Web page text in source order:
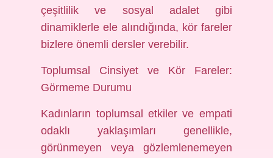
çeşitlilik ve sosyal adalet gibi
dinamiklerle ele alındığında, kör fareler
bizlere önemli dersler verebilir.
Toplumsal Cinsiyet ve Kör Fareler:
Görmeme Durumu
Kadınların toplumsal etkiler ve empati
odaklı yaklaşımları genellikle,
görünmeyen veya gözlemlenemeyen